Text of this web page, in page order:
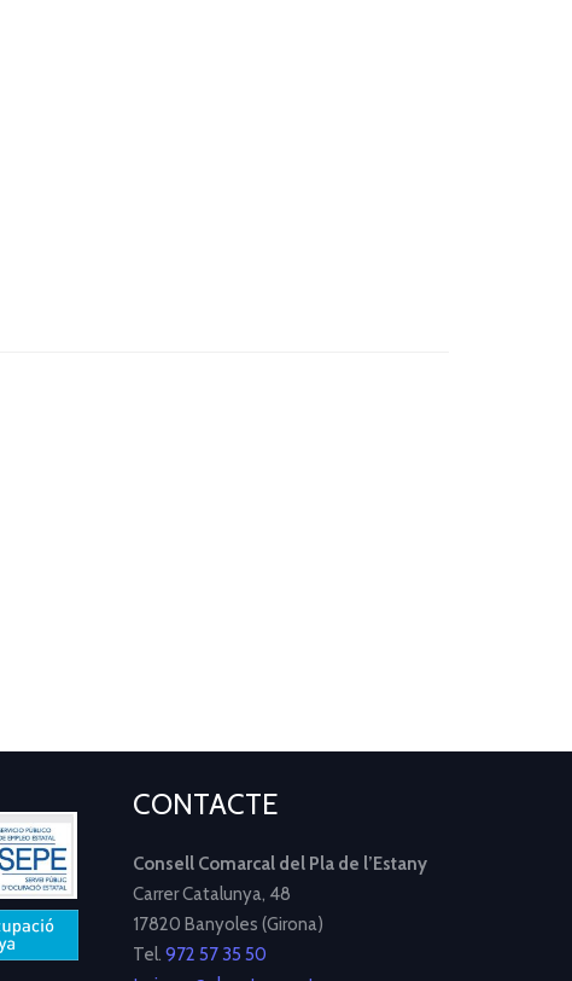
CONTACTE
Consell Comarcal del Pla de l’Estany
Carrer Catalunya, 48
17820 Banyoles (Girona)
Tel. 972 57 35 50